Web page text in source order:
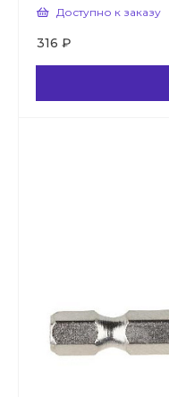
Доступно к заказу
316 ₽